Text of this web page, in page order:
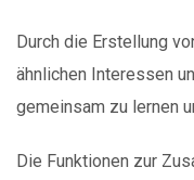
Durch die Erstellung
ähnlichen Interessen
gemeinsam zu lernen
Die Funktionen zur